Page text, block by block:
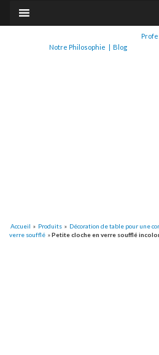
Notre Philosophie | Blog
Accueil » Produits » Décoration de table pour une
verre soufflé »Petite cloche en verre soufflé